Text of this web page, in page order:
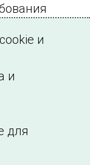
и
и
для